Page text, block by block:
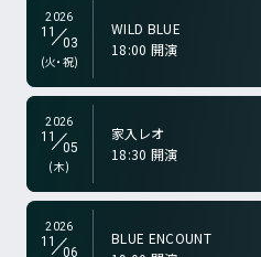
2026
11
03
(火・祝)
WILD BLUE
18:00 開演
color="gry">
2026
11
05
(木)
家入レオ
18:30 開演
color="gry">
2026
11
06
BLUE ENCOUNT